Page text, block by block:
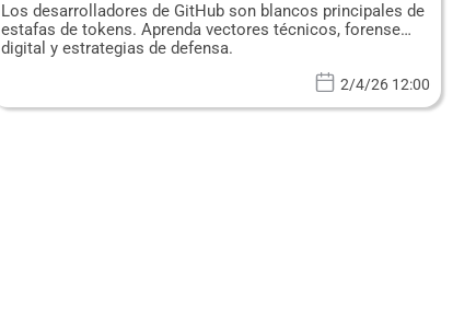
GitHub
Los desarrolladores de GitHub son blancos principales de
estafas de tokens. Aprenda vectores técnicos, forense
digital y estrategias de defensa.
2/4/26 12:00